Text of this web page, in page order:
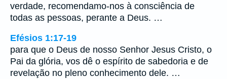
verdade, recomendamo-nos à consciência de
todas as pessoas, perante a Deus. …
Efésios 1:17-19
para que o Deus de nosso Senhor Jesus Cristo, o
Pai da glória, vos dê o espírito de sabedoria e de
revelação no pleno conhecimento dele. …